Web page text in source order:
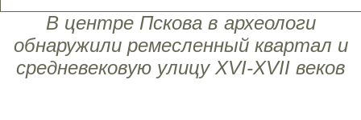
В центре Пскова в археологи
обнаружили ремесленный квартал и
средневековую улицу XVI-XVII веков